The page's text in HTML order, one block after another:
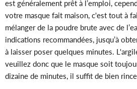
est généralement prêt à l’emploi,
votre masque fait maison, c'est tout à
mélanger de la poudre brute avec de
indications recommandées, jusqu’à
à laisser poser quelques minutes.
veuillez donc que le masque soit
dizaine de minutes, il suffit de bien